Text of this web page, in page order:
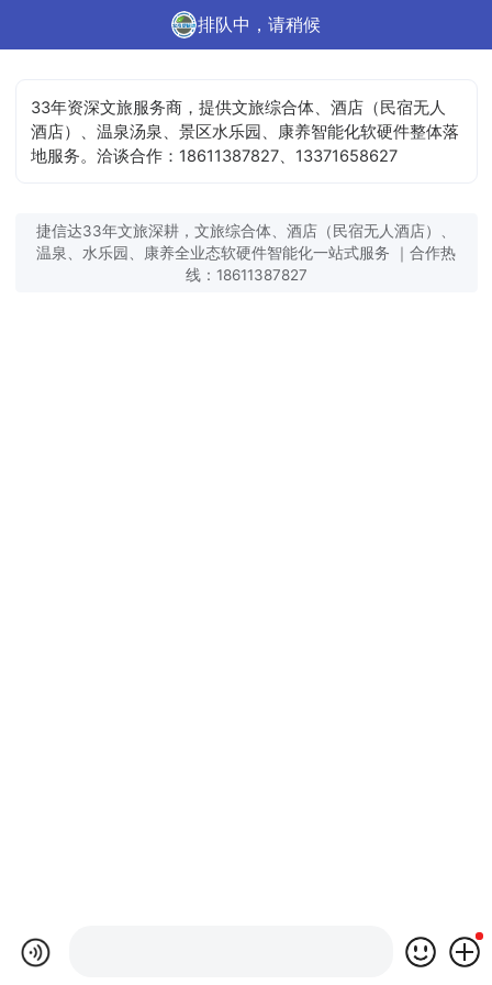
排队中，请稍候
33年资深文旅服务商，提供文旅综合体、酒店（民宿无人
酒店）、温泉汤泉、景区水乐园、康养智能化软硬件整体落
地服务。洽谈合作：18611387827、13371658627
捷信达33年文旅深耕，文旅综合体、酒店（民宿无人酒店）、
温泉、水乐园、康养全业态软硬件智能化一站式服务 ｜合作热
线：18611387827